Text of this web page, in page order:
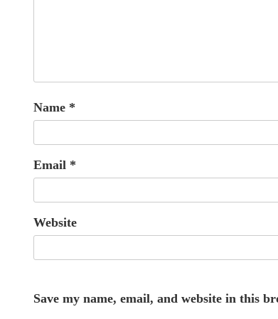
Name *
Email *
Website
Save my name, email, and website in this